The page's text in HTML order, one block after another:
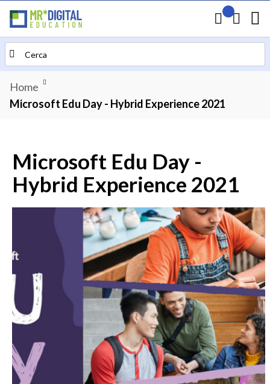
Carrello
Il mio
Search
Home
Microsoft Edu Day - Hybrid Experience 2021
Microsoft Edu Day -
Hybrid Experience 2021